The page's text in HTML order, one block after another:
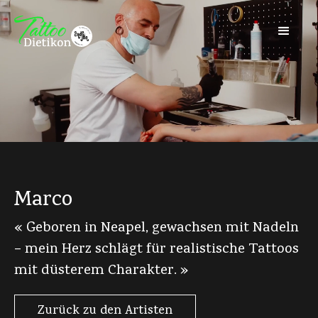
Marco
« Geboren in Neapel, gewachsen mit Nadeln
– mein Herz schlägt für realistische Tattoos
mit düsterem Charakter. »
Zurück zu den Artisten